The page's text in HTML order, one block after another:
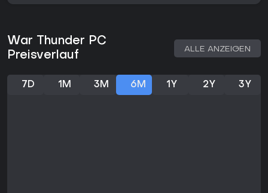
War Thunder PC
Preisverlauf
ALLE ANZEIGEN
7D 1M 3M 6M 1Y 2Y 3Y